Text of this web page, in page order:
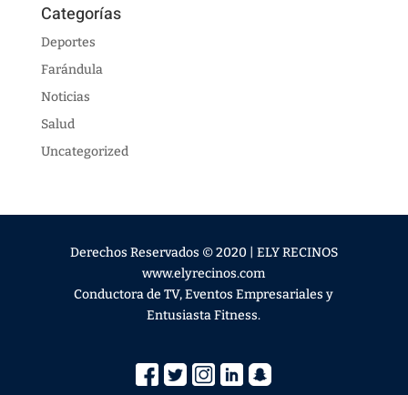
Categorías
Deportes
Farándula
Noticias
Salud
Uncategorized
Derechos Reservados © 2020 | ELY RECINOS
www.elyrecinos.com
Conductora de TV, Eventos Empresariales y
Entusiasta Fitness.